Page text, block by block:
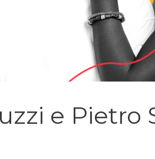
e Pietro